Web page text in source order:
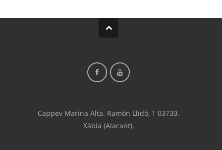
Cappev Marina Alta. Ramón Llidó, 1 03730.
Xàbia (Alacant).